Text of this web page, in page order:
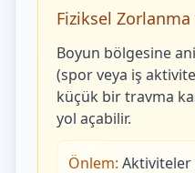
Fiziksel Zorlanma
Boyun bölgesine
(spor veya iş
küçük bir travma
yol açabilir.
Önlem: Aktiviteler